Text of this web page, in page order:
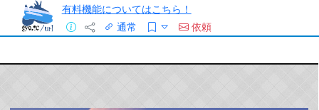
有料機能についてはこちら！
通常
依頼